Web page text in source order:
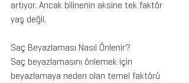
artıyor. Ancak bilinenin aksine tek faktör
yaş değil.
Saç Beyazlaması Nasıl Önlenir?
Saç beyazlamasını önlemek için
beyazlamaya neden olan temel faktörü